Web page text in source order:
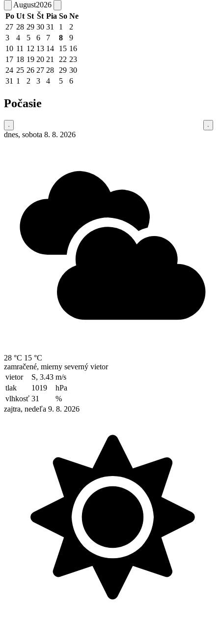
August2026
Po Ut St Št Pia So Ne
27 28 29 30 31 1
2
3
4 5 6 7 8
9
10 11 12 13 14 15 16
17 18 19 20 21 22 23
24 25 26 27 28 29 30
31 1 2 3 4 5 6
Počasie
dnes, sobota 8. 8. 2026
28 °C 15 °C
zamračené, mierny severný vietor
vietor
S, 3.43 m/s
tlak
1019
hPa
vlhkosť 31
%
zajtra, nedeľa 9. 8. 2026